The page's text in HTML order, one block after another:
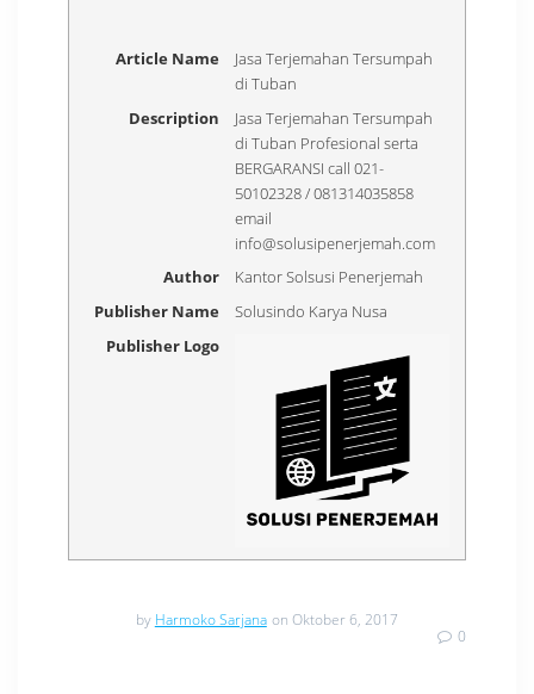
Article Name
Jasa Terjemahan Tersumpah
di Tuban
Description
Jasa Terjemahan Tersumpah
di Tuban Profesional serta
BERGARANSI call 021-
50102328 / 081314035858
email
info@solusipenerjemah.com
Author
Kantor Solsusi Penerjemah
Publisher Name
Solusindo Karya Nusa
Publisher Logo
by Harmoko Sarjana on Oktober 6, 2017
0